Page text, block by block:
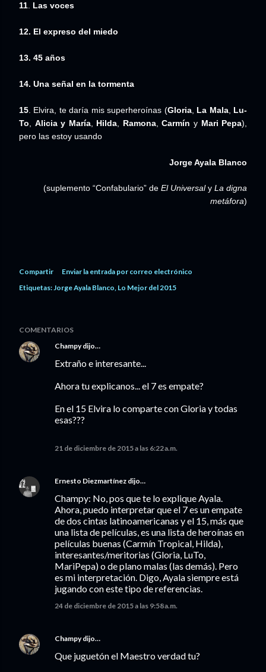
11 Las voces
12. El expreso del miedo
13. 45 años
14. Una señal en la tormenta
15 . Elvira, te daría mis superheroínas (Gloria, La Mala, Lu-
To
Aliciay María, Hilda Ramona,Carmín y Mari Pepa),
pero las estoy usando
Jorge Ayala Blanco
(suplemento “Confabulario” de El Universaly La digna
metáfora)
Compartir
Enviar la entrada por correo electrónico
Etiquetas:Jorge Ayala Blanco Lo Mejor del 2015
COMENTARIOS
Champydijo…
Extraño e interesante...
Ahora tu explicanos... el 7 es empate?
En el 15 Elvira lo comparte con Gloria y todas
esas???
21 de diciembre de 2015 a las 6:22 a.m.
Ernesto Diezmartínez dijo…
Champy: No, pos que te lo explique Ayala.
Ahora, puedo interpretar que el 7 es un empate
de dos cintas latinoamericanas y el 15, más que
una lista de películas, es una lista de heroínas en
películas buenas (Carmín Tropical, Hilda),
interesantes/meritorias (Gloria, LuTo,
MariPepa) o de plano malas (las demás). Pero
es mi interpretación. Digo, Ayala siempre está
jugando con este tipo de referencias.
24 de diciembre de 2015 a las 9:58 a.m.
Champydijo…
Que juguetón el Maestro verdad tu?